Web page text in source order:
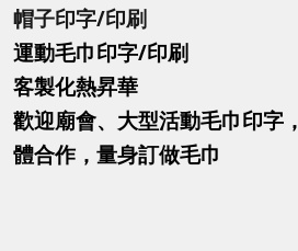
帽子印字/印刷
運動毛巾印字/印刷
客製化熱昇華
歡迎廟會、大型活動毛巾印字
體合作，量身訂做毛巾